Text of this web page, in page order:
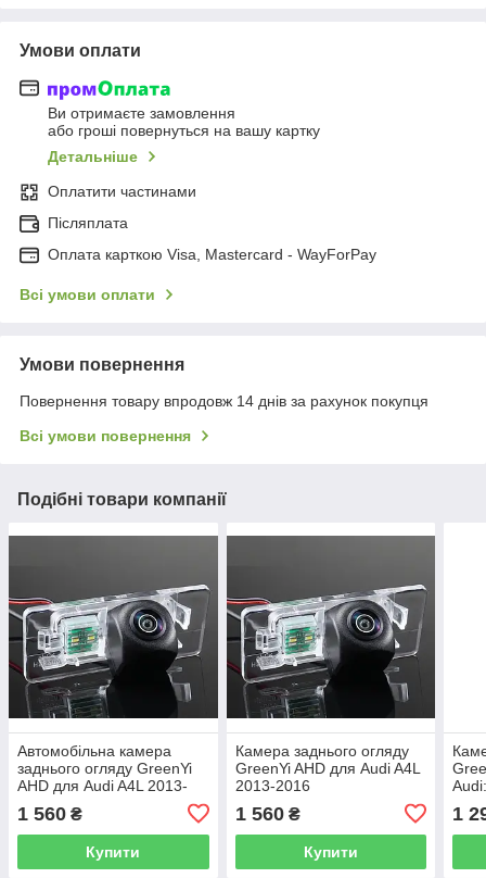
Умови оплати
Ви отримаєте замовлення
або гроші повернуться на вашу картку
Детальніше
Оплатити частинами
Післяплата
Оплата карткою Visa, Mastercard - WayForPay
Всі умови оплати
Умови повернення
Повернення товару впродовж 14 днів за рахунок покупця
Всі умови повернення
Подібні товари компанії
Автомобільна камера
заднього огляду GreenYi
AHD для Audi A4L 2013-
1 560 ₴
Купити
Камера заднього огляду
GreenYi AHD для Audi A4L
2013-2016
1 560₴
Купити
1